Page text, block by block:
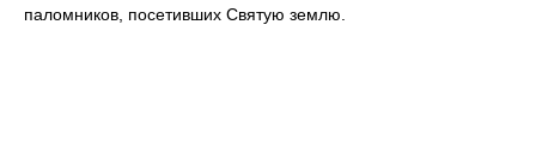
паломников, посетивших Святую землю.